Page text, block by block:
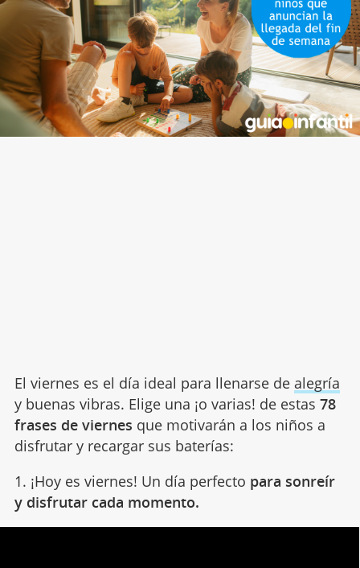
El viernes es el día ideal para llenarse de alegría
y buenas vibras. Elige una ¡o varias! de estas 78
frases de viernes que motivarán a los niños a
disfrutar y recargar sus baterías:
1. ¡Hoy es viernes! Un día perfecto para sonreír
y disfrutar cada momento.